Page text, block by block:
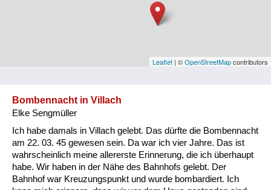
Steiermark
Vorarlberg
Besatzungsmächte
Frauen, Mütter, Kinder
Leaflet | ©OpenStreetMapcontributors
Bombennacht in Villach
Elke Sengmüller
Ich habe damals in Villach gelebt. Das dürfte die Bombennacht
am 22. 03. 45 gewesen sein. Da war ich vier Jahre. Das ist
wahrscheinlich meine allererste Erinnerung, die ich überhaupt
habe. Wir haben in der Nähe des Bahnhofs gelebt. Der
Bahnhof war Kreuzungspunkt und wurde bombardiert. Ich